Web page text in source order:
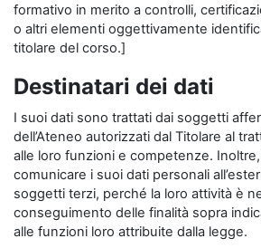
formativo in merito a controlli,
o altri elementi oggettivamente
titolare del corso.]
Destinatari dei dati
I suoi dati sono trattati dai soggetti
dell’Ateneo autorizzati dal Titolare al
alle loro funzioni e competenze.
comunicare i suoi dati personali
soggetti terzi, perché la loro attività è
conseguimento delle finalità sopra
alle funzioni loro attribuite dalla legge.